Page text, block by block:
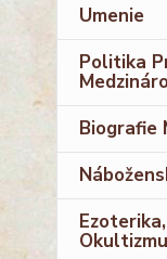
Umenie
Politika
Biografie